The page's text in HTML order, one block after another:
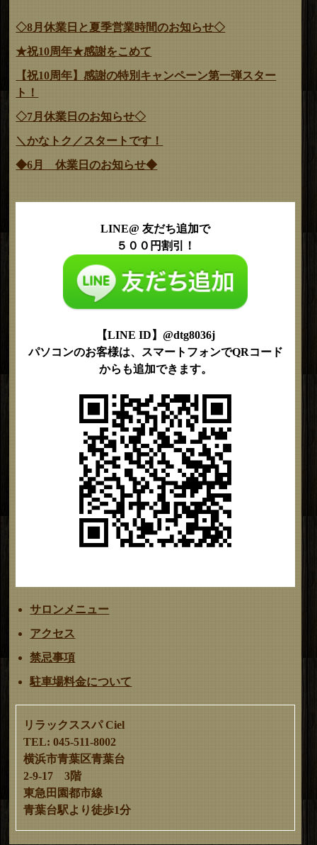
◇8月休業日と夏季営業時間のお知らせ◇
★祝10周年★感謝をこめて
【祝10周年】感謝の特別キャンペーン第一弾スター
ト！
◇7月休業日のお知らせ◇
＼かなトク／スタートです！
◆6月 休業日のお知らせ◆
LINE@ 友だち追加で
５００円割引！
【LINE ID】@dtg8036j
パソコンのお客様は、スマートフォンでQRコード
からも追加できます。
サロンメニュー
アクセス
禁忌事項
駐車場料金について
リラックススパ Ciel
TEL: 045-511-8002
横浜市青葉区青葉台
2-9-17 3階
東急田園都市線
青葉台駅より徒歩1分